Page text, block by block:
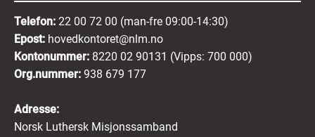
Telefon: 22 00 72 00 (man-fre 09:00-14:30)
Epost: hovedkontoret@nlm.no
Kontonummer: 8220 02 90131 (Vipps: 700 000)
Org.nummer: 938 679 177
Adresse:
Norsk Luthersk Misjonssamband